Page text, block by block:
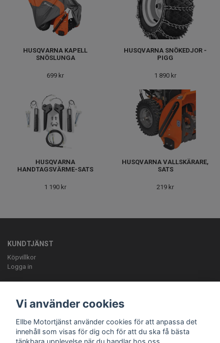
HUSQVARNA KAPELL
SNÖSLUNGA
699 kr
HUSQVARNA SNÖKEDJOR -
PIGG
1 890 kr
HUSQVARNA
HANDTAGSVÄRME-SATS
1 190 kr
HUSQVARNA VALLSKÄRARE,
SATS
219 kr
KUNDTJÄNST
Köpvillkor
Logga in
info@ellbemotortjanst.seÖppettider: Måndag -Torsdag 8-18 Fredag 8-
Vi använder cookies
Ellbe Motortjänst använder cookies för att anpassa det
innehåll som visas för dig och för att du ska få bästa
tänkbara upplevelse när du handlar hos oss.